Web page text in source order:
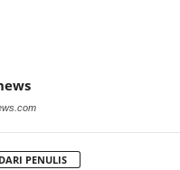
DARI PENULIS